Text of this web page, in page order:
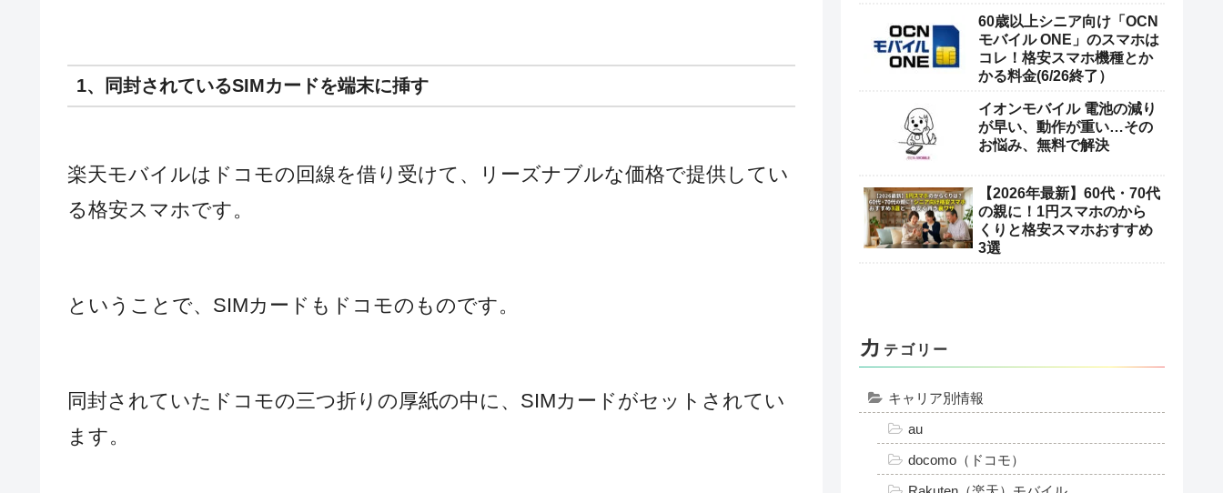
1、同封されているSIMカードを端末に挿す
楽天モバイルはドコモの回線を借り受けて、リーズナブルな価格で提供してい
る格安スマホです。
ということで、SIMカードもドコモのものです。
同封されていたドコモの三つ折りの厚紙の中に、SIMカードがセットされてい
ます。
おススメの記事
【2026年6月最新】シニア
向けSIMフリースマホおす
すめ機種｜初心者でも迷わ
ない選び方
290円のスマホプランが日
本通信から登場！スマホは
通話をメインに使いたい人
向け
イオンモバイル 電池の減り
お悩み、無料で解決
【2026年最新】60代・70代
の親に！1円スマホのから
くりと格安スマホおすすめ